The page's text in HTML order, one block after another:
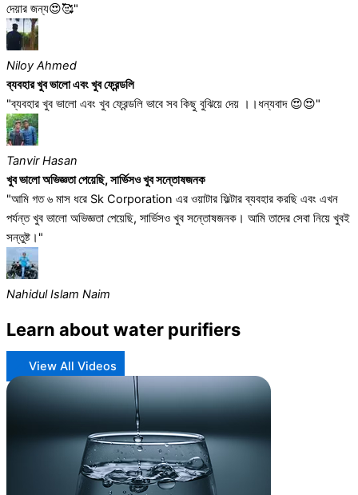
দেয়ার জন্য😍🥰"
Niloy Ahmed
ব্যবহার খুব ভালো এবং খুব ফ্রেন্ডলি
"ব্যবহার খুব ভালো এবং খুব ফ্রেন্ডলি ভাবে সব কিছু বুঝিয়ে দেয় ।।ধন্যবাদ 😍😍"
Tanvir Hasan
খুব ভালো অভিজ্ঞতা পেয়েছি, সার্ভিসও খুব সন্তোষজনক
"আমি গত ৬ মাস ধরে Sk Corporation এর ওয়াটার ফিল্টার ব্যবহার করছি এবং এখন
পর্যন্ত খুব ভালো অভিজ্ঞতা পেয়েছি, সার্ভিসও খুব সন্তোষজনক। আমি তাদের সেবা নিয়ে খুবই
সন্তুষ্ট।"
Nahidul Islam Naim
Learn about water purifiers
View All Videos